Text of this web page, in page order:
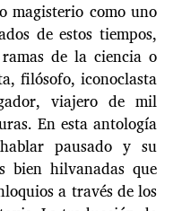
magisterio como uno
de estos tiempos,
de la ciencia o
filósofo, iconoclasta
viajero de mil
En esta antología
pausado y su
bien hilvanadas que
a través de los